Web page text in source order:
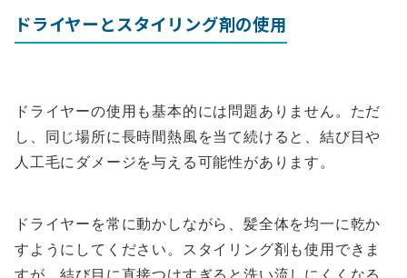
ドライヤーとスタイリング剤の使用
ドライヤーの使用も基本的には問題ありません。ただ
し、同じ場所に長時間熱風を当て続けると、結び目や
人工毛にダメージを与える可能性があります。
ドライヤーを常に動かしながら、髪全体を均一に乾か
すようにしてください。スタイリング剤も使用できま
すが、結び目に直接つけすぎると洗い流しにくくなる